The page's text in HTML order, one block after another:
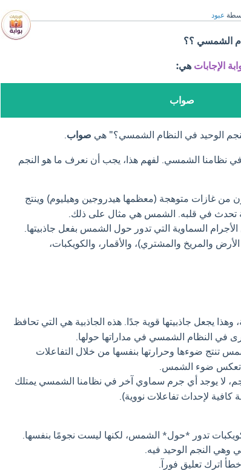
عبود
الشمسي ؟؟
الإجابات هي:
صواب
الوحيد في النظام الشمسي؟" هي صواب
نظامنا الشمسي. لفهم هذا، يجب أن نعرف ما هو النجم
غازات متوهجة (معظمها هيدروجين وهيليوم) وينتج
تحدث في قلبه. الشمس هي مثال على ذلك.
السماوية التي تدور حول الشمس بفعل جاذبيتها.
والمريخ والمشتري)، والأقمار، والكويكبات،
وهذا يجعل جاذبيتها قوية جدًا. هذه الجاذبية هي التي تحافظ
في النظام الشمسي في مداراتها حولها.
تنتج ضوءها وحرارتها بنفسها من خلال التفاعلات
تعكس ضوء الشمس.
لا يوجد أي جرم سماوي آخر في نظامنا الشمسي يمتلك
كافية لإحداث تفاعلات نووية).
تدور *حول* الشمس، لكنها ليست نجومًا بنفسها.
النجم الوحيد فيه.
اترك تعليق فورآ.